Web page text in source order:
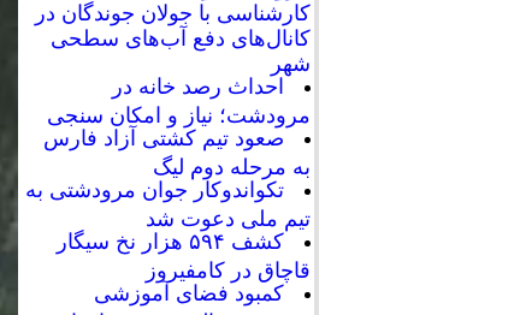
کارشناسی با جولان جوندگان در
کانال‌های دفع آب‌های سطحی
شهر
احداث رصد خانه در
مرودشت؛ نیاز و امکان سنجی
صعود تیم کشتی آزاد فارس
به مرحله دوم لیگ
تکواندوکار جوان مرودشتی به
تیم ملی دعوت شد
کشف ۵۹۴ هزار نخ سیگار
قاچاق در کامفیروز
کمبود فضای آموزشی